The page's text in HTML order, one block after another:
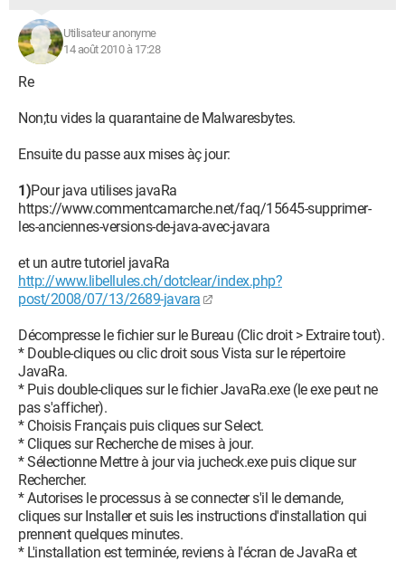
Utilisateur anonyme
14 août 2010 à 17:28
Re
Non;tu vides la quarantaine de Malwaresbytes.
Ensuite du passe aux mises àç jour:
1)Pour java utilises javaRa
https://www.commentcamarche.net/faq/15645-supprimer-
les-anciennes-versions-de-java-avec-javara
et un autre tutoriel javaRa
http://www.libellules.ch/dotclear/index.php?
post/2008/07/13/2689-javara
Décompresse le fichier sur le Bureau (Clic droit > Extraire tout).
* Double-cliques ou clic droit sous Vista sur le répertoire
JavaRa.
* Puis double-cliques sur le fichier JavaRa.exe (le exe peut ne
pas s'afficher).
* Choisis Français puis cliques sur Select.
* Cliques sur Recherche de mises à jour.
* Sélectionne Mettre à jour via jucheck.exe puis clique sur
Rechercher.
* Autorises le processus à se connecter s'il le demande,
cliques sur Installer et suis les instructions d'installation qui
prennent quelques minutes.
* L'installation est terminée, reviens à l'écran de JavaRa et